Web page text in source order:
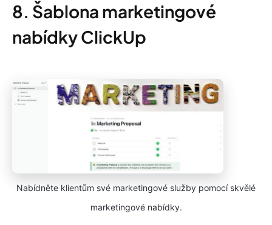
8. Šablona marketingové
nabídky ClickUp
Nabídněte klientům své marketingové služby pomocí skvělé
marketingové nabídky.